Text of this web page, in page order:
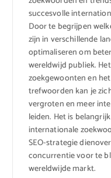
succesvolle
Door te begrijpen
zijn in verschillende
optimaliseren om
wereldwijd publiek.
zoekgewoonten en
trefwoorden kan je
vergroten en meer
leiden. Het is
internationale
SEO-strategie
concurrentie voor te
wereldwijde markt.